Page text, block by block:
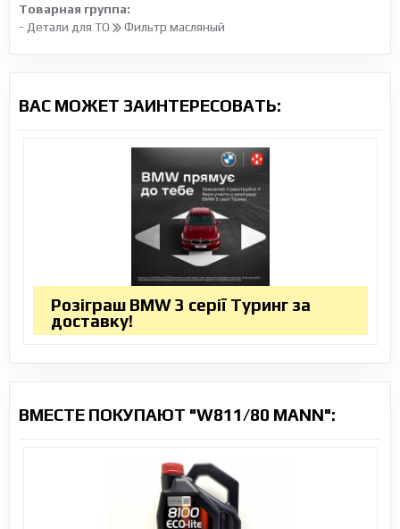
Товарная группа:
- Детали для ТО
Фильтр масляный
ВАС МОЖЕТ ЗАИНТЕРЕСОВАТЬ:
Розіграш BMW 3 серії Туринг за
доставку!
ВМЕСТЕ ПОКУПАЮТ "W811/80 MANN":